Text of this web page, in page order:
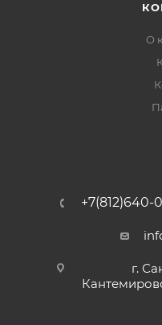
О
+7(812)640-
г.